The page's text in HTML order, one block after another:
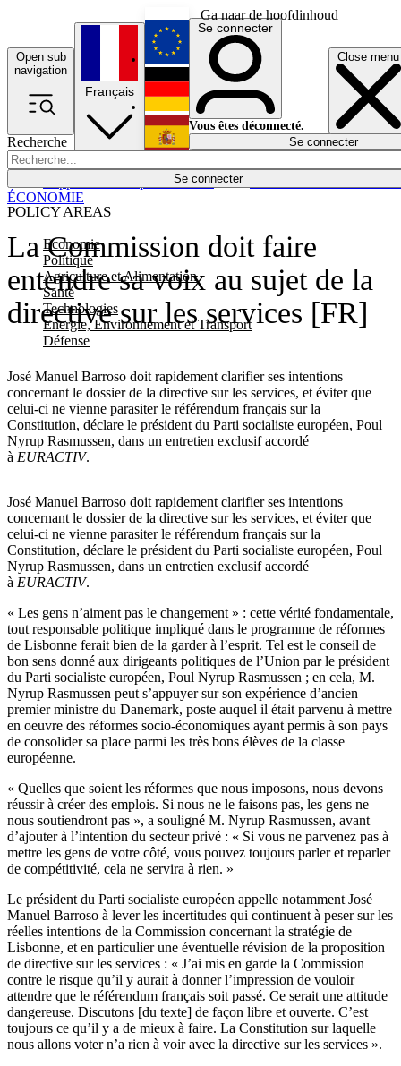
Ga naar de hoofdinhoud
Open sub
navigation
Close menu
Recherche
Se connecter
POLICY AREAS
Economie
Politique
Agriculture et Alimentation
Santé
Technologies
Energie, Environnement et Transport
Défense
Économie
Français
English
Deutsch
Español
Se connecter
Vous êtes déconnecté.
Se connecter
La Commission doit faire
entendre sa voix au sujet de la
directive sur les services [FR]
José Manuel Barroso doit rapidement clarifier ses intentions
concernant le dossier de la directive sur les services, et éviter que
celui-ci ne vienne parasiter le référendum français sur la
Constitution, déclare le président du Parti socialiste européen, Poul
Nyrup Rasmussen, dans un entretien exclusif accordé
à EURACTIV.
ÉCONOMIE
José Manuel Barroso doit rapidement clarifier ses intentions
concernant le dossier de la directive sur les services, et éviter que
celui-ci ne vienne parasiter le référendum français sur la
Constitution, déclare le président du Parti socialiste européen, Poul
Nyrup Rasmussen, dans un entretien exclusif accordé
à EURACTIV.
« Les gens n’aiment pas le changement » : cette vérité fondamentale,
tout responsable politique impliqué dans le programme de réformes
de Lisbonne ferait bien de la garder à l’esprit. Tel est le conseil de
bon sens donné aux dirigeants politiques de l’Union par le président
du Parti socialiste européen, Poul Nyrup Rasmussen ; en cela, M.
Nyrup Rasmussen peut s’appuyer sur son expérience d’ancien
premier ministre du Danemark, poste auquel il était parvenu à mettre
en oeuvre des réformes socio-économiques ayant permis à son pays
de consolider sa place parmi les très bons élèves de la classe
européenne.
« Quelles que soient les réformes que nous imposons, nous devons
réussir à créer des emplois. Si nous ne le faisons pas, les gens ne
nous soutiendront pas », a souligné M. Nyrup Rasmussen, avant
d’ajouter à l’intention du secteur privé : « Si vous ne parvenez pas à
mettre les gens de votre côté, vous pouvez toujours parler et reparler
de compétitivité, cela ne servira à rien. »
Le président du Parti socialiste européen appelle notamment José
Manuel Barroso à lever les incertitudes qui continuent à peser sur les
réelles intentions de la Commission concernant la stratégie de
Lisbonne, et en particulier une éventuelle révision de la proposition
de directive sur les services : « J’ai mis en garde la Commission
contre le risque qu’il y aurait à donner l’impression de vouloir
attendre que le référendum français soit passé. Ce serait une attitude
dangereuse. Discutons [du texte] de façon libre et ouverte. C’est
toujours ce qu’il y a de mieux à faire. La Constitution sur laquelle
nous allons voter n’a rien à voir avec la directive sur les services ».